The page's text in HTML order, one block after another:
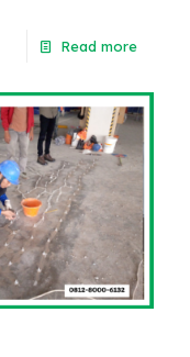
Read more